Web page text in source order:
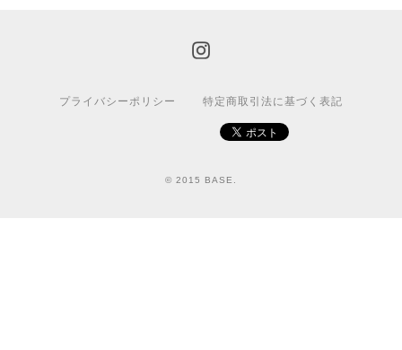
プライバシーポリシー 特定商取引法に基づく表記
© 2015 BASE.